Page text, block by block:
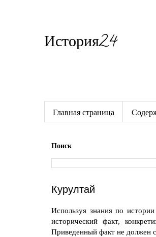
История24
Главная страница
Поиск
Курултай
Используя знания по
исторический факт,
Приведенный факт не должен